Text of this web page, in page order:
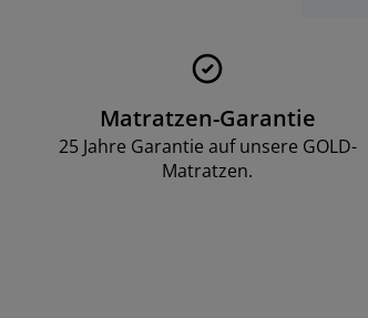
Matratzen-Garantie
25 Jahre Garantie auf unsere GOLD-
Matratzen.